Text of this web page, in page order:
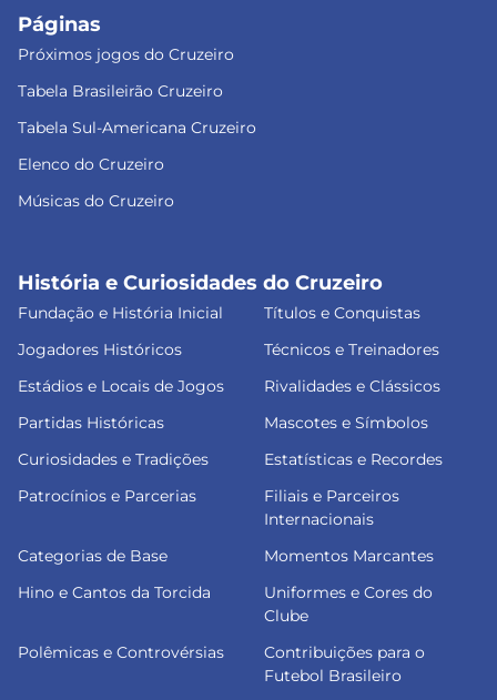
Páginas
Próximos jogos do Cruzeiro
Tabela Brasileirão Cruzeiro
Tabela Sul-Americana Cruzeiro
Elenco do Cruzeiro
Músicas do Cruzeiro
História e Curiosidades do Cruzeiro
Fundação e História Inicial
Títulos e Conquistas
Jogadores Históricos
Técnicos e Treinadores
Estádios e Locais de Jogos
Rivalidades e Clássicos
Partidas Históricas
Mascotes e Símbolos
Curiosidades e Tradições
Estatísticas e Recordes
Patrocínios e Parcerias
Filiais e Parceiros
Internacionais
Categorias de Base
Momentos Marcantes
Hino e Cantos da Torcida
Uniformes e Cores do
Clube
Polêmicas e Controvérsias
Contribuições para o
Futebol Brasileiro